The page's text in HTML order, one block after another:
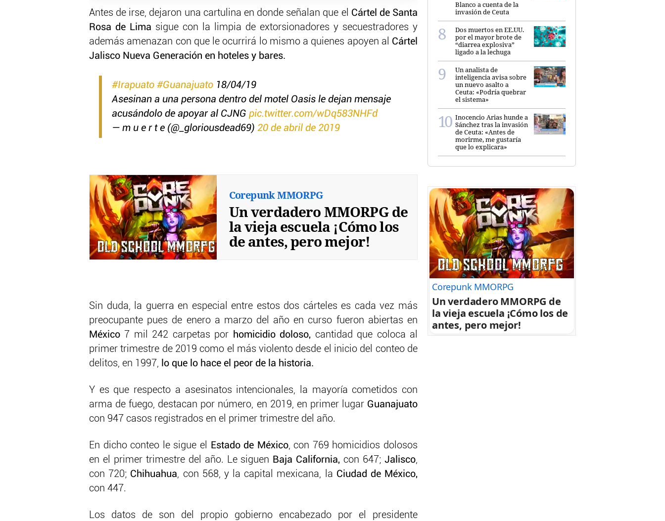
Antes de irse, dejaron una cartulina en donde señalan que el Cártel de Santa
Rosa de Lima sigue con la limpia de extorsionadores y secuestradores y
además amenazan con que le ocurrirá lo mismo a quienes apoyen al Cártel
Jalisco Nueva Generación en hoteles y bares.
#Irapuato #Guanajuato 18/04/19
Asesinan a una persona dentro del motel Oasis le dejan mensaje
acusándolo de apoyar al CJNG pic.twitter.com/wDq583NHFd
— m u e r t e (@_gloriousdead69) 20 de abril de 2019
Corepunk MMORPG
Un verdadero MMORPG de
la vieja escuela ¡Cómo los
de antes, pero mejor!
Sin duda, la guerra en especial entre estos dos cárteles es cada vez más
preocupante pues de enero a marzo del año en curso fueron abiertas en
México 7 mil 242 carpetas por homicidio doloso, cantidad que coloca al
primer trimestre de 2019 como el más violento desde el inicio del conteo de
delitos, en 1997, lo que lo hace el peor de la historia.
Y es que respecto a asesinatos intencionales, la mayoría cometidos con
arma de fuego, destacan por número, en 2019, en primer lugar Guanajuato
con 947 casos registrados en el primer trimestre del año.
En dicho conteo le sigue el Estado de México, con 769 homicidios dolosos
en el primer trimestre del año. Le siguen Baja California, con 647;Jalisco,
con 720; Chihuahua, con 568, y la capital mexicana, la Ciudad de México,
con 447.
Los datos de son del propio gobierno encabezado por el presidente
Blanco a cuenta de la
invasión de Ceuta
Dos muertos en EE.UU.
por el mayor brote de
“diarrea explosiva”
ligado a la lechuga
Un analista de
inteligencia avisa sobre
un nuevo asalto a
Ceuta: «Podría quebrar
el sistema»
Inocencio Arias hunde a
Sánchez tras la invasión
de Ceuta: «Antes de
morirme, me gustaría
que lo explicara»
Corepunk MMORPG
Un verdadero MMORPG de
la vieja escuela ¡Cómo los de
antes, pero mejor!